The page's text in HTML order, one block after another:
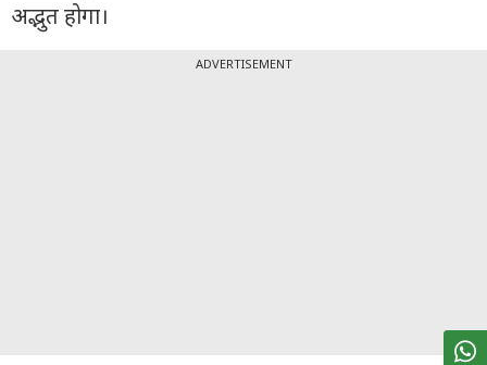
पर्सनल
अद्भुत होगा।
ADVERTISEMENT